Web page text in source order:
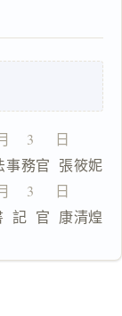
3     日
法事務官  張筱妮
3     日
書  記  官  康清煌
複
文